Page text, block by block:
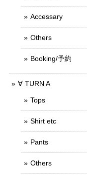
Accessary
Others
Booking/予約
∀ TURN A
Tops
Shirt etc
Pants
Others